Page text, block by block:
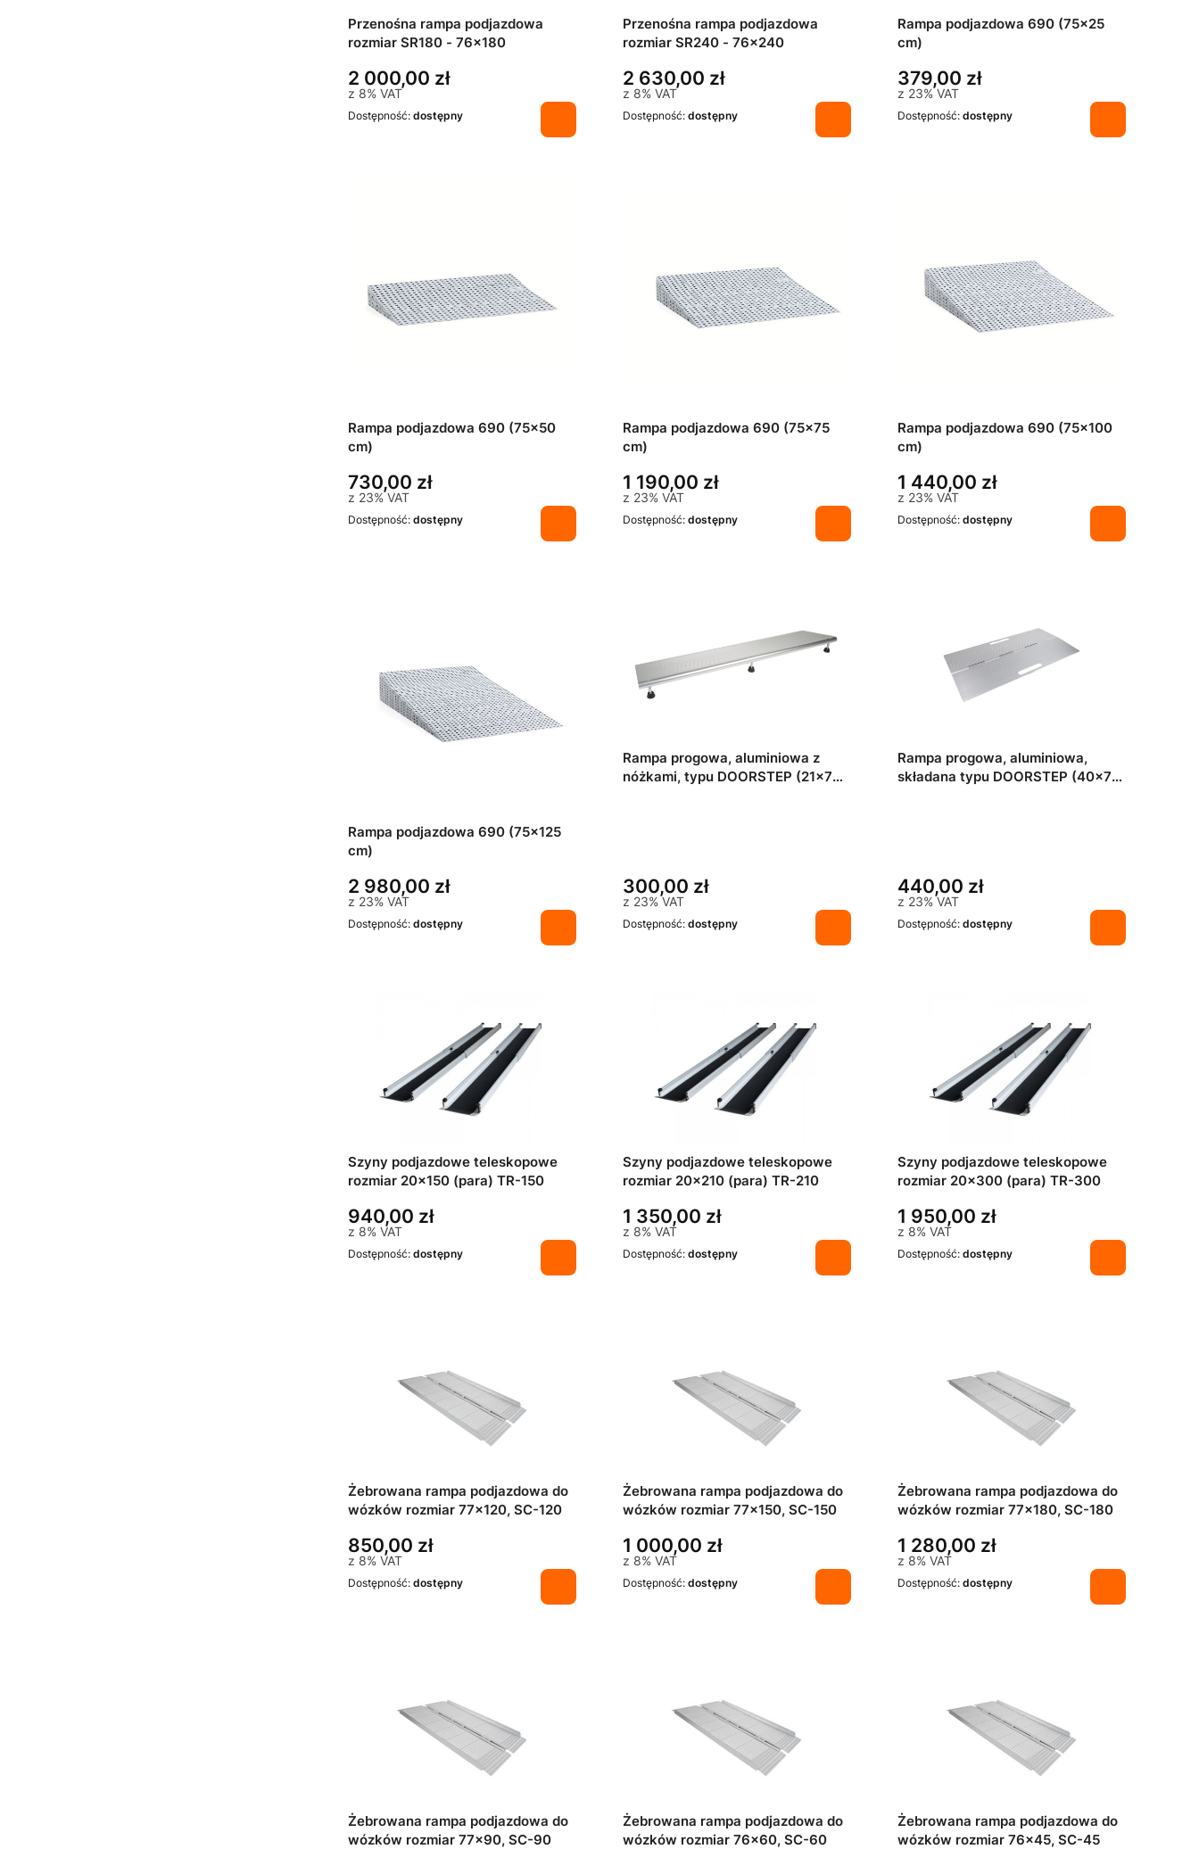
Przenośna rampa podjazdowa
rozmiar SR180 - 76x180
2 000,00 zł
z 8% VAT
Dostępność: dostępny
Przenośna rampa podjazdowa
rozmiar SR240 - 76x240
2 630,00 zł
z 8% VAT
Dostępność: dostępny
Rampa podjazdowa 690 (75x25
cm)
379,00 zł
z 23%VAT
Dostępność: dostępny
Rampa podjazdowa 690 (75x50
cm)
730,00 zł
z 23%VAT
Dostępność: dostępny
Rampa podjazdowa 690 (75x75
cm)
1 190,00 zł
z 23% VAT
Dostępność: dostępny
Rampa podjazdowa 690 (75x100
cm)
1 440,00 zł
z 23% VAT
Dostępność: dostępny
Rampa podjazdowa 690 (75x125
cm)
2 980,00 zł
z 23% VAT
Dostępność: dostępny
Rampa progowa, aluminiowa z
nóżkami, typu DOORSTEP (21x76
300,00 zł
z 23%VAT
Dostępność: dostępny
Rampa progowa, aluminiowa,
składana typu DOORSTEP (40x76
440,00 zł
z 23%VAT
Dostępność: dostępny
Szyny podjazdowe teleskopowe
rozmiar 20x150 (para) TR-150
940,00 zł
z 8% VAT
Dostępność: dostępny
Szyny podjazdowe teleskopowe
rozmiar 20x210 (para) TR-210
1 350,00 zł
z 8% VAT
Dostępność: dostępny
Szyny podjazdowe teleskopowe
rozmiar 20x300 (para) TR-300
1 950,00 zł
z 8% VAT
Dostępność: dostępny
Żebrowana rampa podjazdowa do
wózków rozmiar 77x120, SC-120
850,00 zł
z 8% VAT
Dostępność: dostępny
Żebrowana rampa podjazdowa do
wózków rozmiar 77x150, SC-150
1 000,00 zł
z 8% VAT
Dostępność: dostępny
Żebrowana rampa podjazdowa do
wózków rozmiar 77x180, SC-180
1 280,00 zł
z 8% VAT
Dostępność: dostępny
Żebrowana rampa podjazdowa do
wózków rozmiar 77x90, SC-90
Żebrowana rampa podjazdowa do
wózków rozmiar 76x60, SC-60
Żebrowana rampa podjazdowa do
wózków rozmiar 76x45, SC-45